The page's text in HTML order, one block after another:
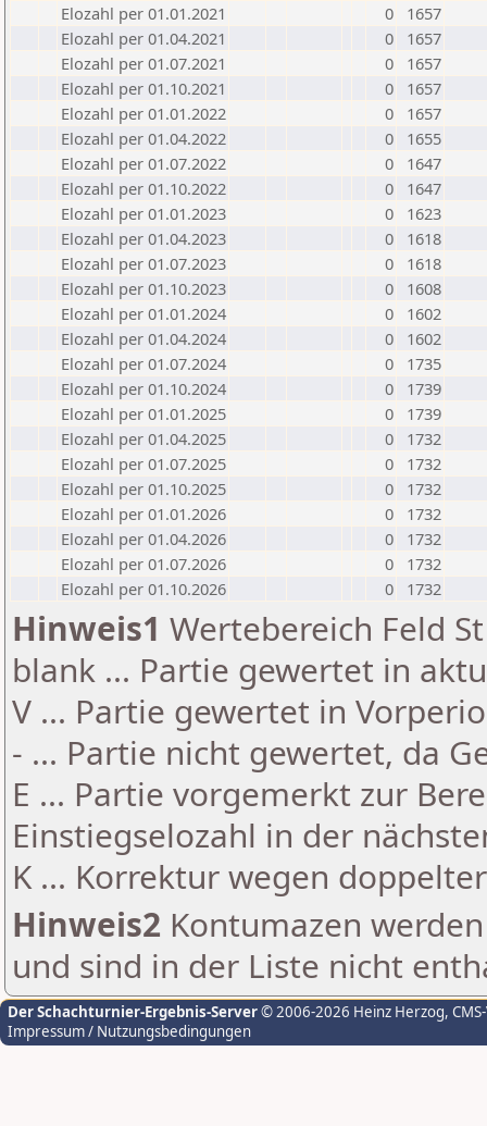
Elozahl per 01.01.2021
0
1657
Elozahl per 01.04.2021
0
1657
Elozahl per 01.07.2021
0
1657
Elozahl per 01.10.2021
0
1657
Elozahl per 01.01.2022
0
1657
Elozahl per 01.04.2022
0
1655
Elozahl per 01.07.2022
0
1647
Elozahl per 01.10.2022
0
1647
Elozahl per 01.01.2023
0
1623
Elozahl per 01.04.2023
0
1618
Elozahl per 01.07.2023
0
1618
Elozahl per 01.10.2023
0
1608
Elozahl per 01.01.2024
0
1602
Elozahl per 01.04.2024
0
1602
Elozahl per 01.07.2024
0
1735
Elozahl per 01.10.2024
0
1739
Elozahl per 01.01.2025
0
1739
Elozahl per 01.04.2025
0
1732
Elozahl per 01.07.2025
0
1732
Elozahl per 01.10.2025
0
1732
Elozahl per 01.01.2026
0
1732
Elozahl per 01.04.2026
0
1732
Elozahl per 01.07.2026
0
1732
Elozahl per 01.10.2026
0 1732
Hinweis1 Wertebereich Feld
blank ... Partie gewertet in
V ... Partie gewertet in
- ... Partie nicht gewertet, da
E ... Partie vorgemerkt zur
Einstiegselozahl in der
K ... Korrektur wegen
Hinweis2 Kontumazen
und sind in der Liste nicht
Der Schachturnier-Ergebnis-Server© 2006-2026 Heinz Herzog,
Impressum / Nutzungsbedingungen